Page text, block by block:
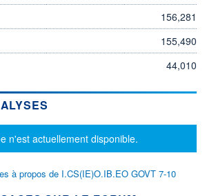
156,281
155,490
44,010
n'est actuellement disponible.
à propos de I.CS(IE)O.IB.EO GOVT 7-10